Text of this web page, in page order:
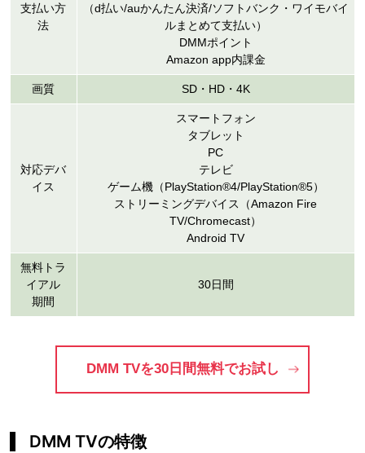
支払い方
法
（d払い/auかんたん決済/ソフトバンク・ワイモバイ
ルまとめて支払い）
DMMポイント
Amazon app内課金
画質 SD・HD・4K
対応デバ
イス
スマートフォン
タブレット
PC
テレビ
ゲーム機（PlayStation®4/PlayStation®5）
ストリーミングデバイス（Amazon Fire
TV/Chromecast）
Android TV
無料トラ
イアル
期間
30日間
DMM TVを30日間無料でお試し
DMM TVの特徴